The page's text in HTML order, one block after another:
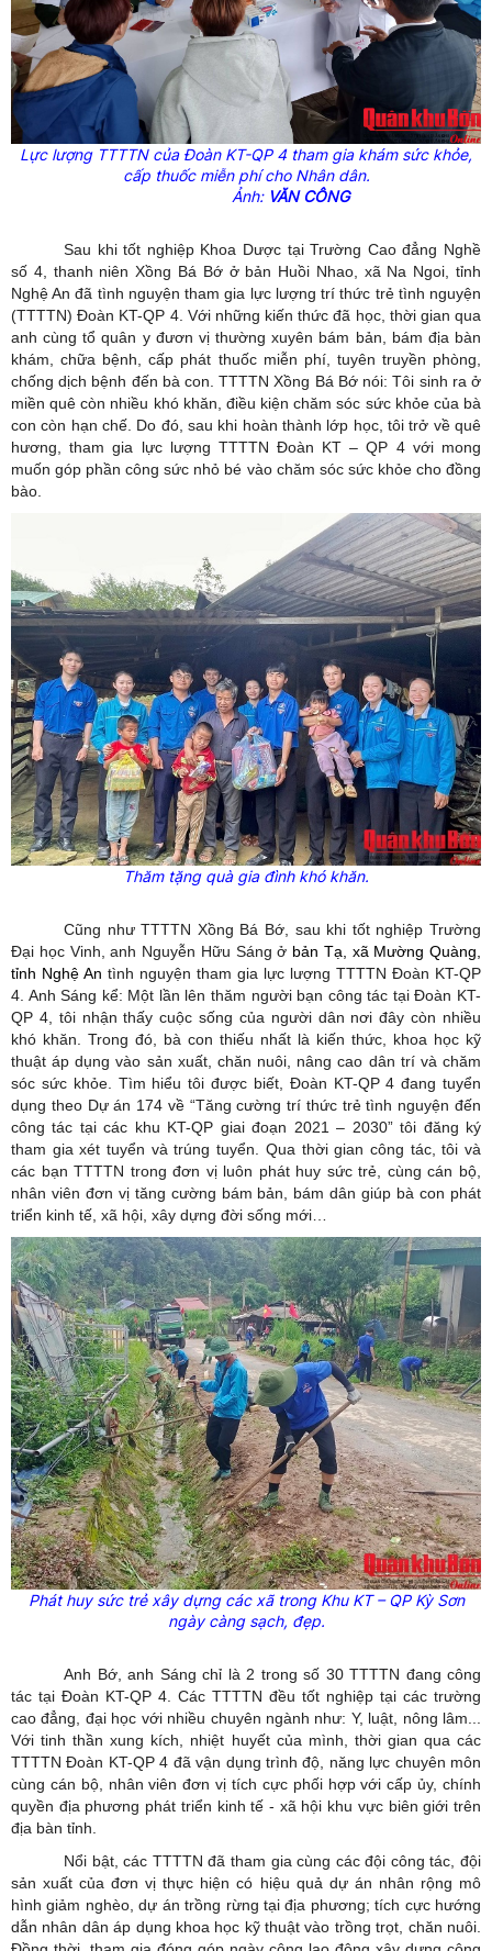
Lực lượng TTTTN của Đoàn KT-QP 4 tham gia khám sức khỏe,
cấp thuốc miễn phí cho Nhân dân.
Ảnh: VĂN CÔNG
Sau khi tốt nghiệp Khoa Dược tại Trường Cao đẳng Nghề
số 4, thanh niên Xồng Bá Bớ ở bản Huồi Nhao, xã Na Ngoi, tỉnh
Nghệ An đã tình nguyện tham gia lực lượng trí thức trẻ tình nguyện
(TTTTN) Đoàn KT-QP 4. Với những kiến thức đã học, thời gian qua
anh cùng tổ quân y đươn vị thường xuyên bám bản, bám địa bàn
khám, chữa bệnh, cấp phát thuốc miễn phí, tuyên truyền phòng,
chống dịch bệnh đến bà con. TTTTN Xồng Bá Bớ nói: Tôi sinh ra ở
miền quê còn nhiều khó khăn, điều kiện chăm sóc sức khỏe của bà
con còn hạn chế. Do đó, sau khi hoàn thành lớp học, tôi trở về quê
hương, tham gia lực lượng TTTTN Đoàn KT – QP 4 với mong
muốn góp phần công sức nhỏ bé vào chăm sóc sức khỏe cho đồng
bào.
Thăm tặng quà gia đình khó khăn.
Cũng như TTTTN Xồng Bá Bớ, sau khi tốt nghiệp Trường
Đại học Vinh, anh Nguyễn Hữu Sáng ở bản Tạ, xã Mường Quàng,
tỉnh Nghệ An tình nguyện tham gia lực lượng TTTTN Đoàn KT-QP
4. Anh Sáng kể: Một lần lên thăm người bạn công tác tại Đoàn KT-
QP 4, tôi nhận thấy cuộc sống của người dân nơi đây còn nhiều
khó khăn. Trong đó, bà con thiếu nhất là kiến thức, khoa học kỹ
thuật áp dụng vào sản xuất, chăn nuôi, nâng cao dân trí và chăm
sóc sức khỏe. Tìm hiểu tôi được biết, Đoàn KT-QP 4 đang tuyển
dụng theo Dự án 174 về “Tăng cường trí thức trẻ tình nguyện đến
công tác tại các khu KT-QP giai đoạn 2021 – 2030” tôi đăng ký
tham gia xét tuyển và trúng tuyển. Qua thời gian công tác, tôi và
các bạn TTTTN trong đơn vị luôn phát huy sức trẻ, cùng cán bộ,
nhân viên đơn vị tăng cường bám bản, bám dân giúp bà con phát
triển kinh tế, xã hội, xây dựng đời sống mới…
Phát huy sức trẻ xây dựng các xã trong Khu KT – QP Kỳ Sơn
ngày càng sạch, đẹp.
Anh Bớ, anh Sáng chỉ là 2 trong số 30 TTTTN đang công
tác tại Đoàn KT-QP 4. Các TTTTN đều tốt nghiệp tại các trường
cao đẳng, đại học với nhiều chuyên ngành như: Y, luật, nông lâm...
Với tinh thần xung kích, nhiệt huyết của mình, thời gian qua các
TTTTN Đoàn KT-QP 4 đã vận dụng trình độ, năng lực chuyên môn
cùng cán bộ, nhân viên đơn vị tích cực phối hợp với cấp ủy, chính
quyền địa phương phát triển kinh tế - xã hội khu vực biên giới trên
địa bàn tỉnh.
Nổi bật, các TTTTN đã tham gia cùng các đội công tác, đội
sản xuất của đơn vị thực hiện có hiệu quả dự án nhân rộng mô
hình giảm nghèo, dự án trồng rừng tại địa phương; tích cực hướng
dẫn nhân dân áp dụng khoa học kỹ thuật vào trồng trọt, chăn nuôi.